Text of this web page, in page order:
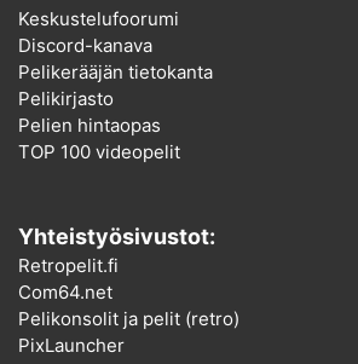
Keskustelufoorumi
Discord-kanava
Pelikerääjän tietokanta
Pelikirjasto
Pelien hintaopas
TOP 100 videopelit
Yhteistyösivustot:
Retropelit.fi
Com64.net
Pelikonsolit ja pelit (retro)
PixLauncher